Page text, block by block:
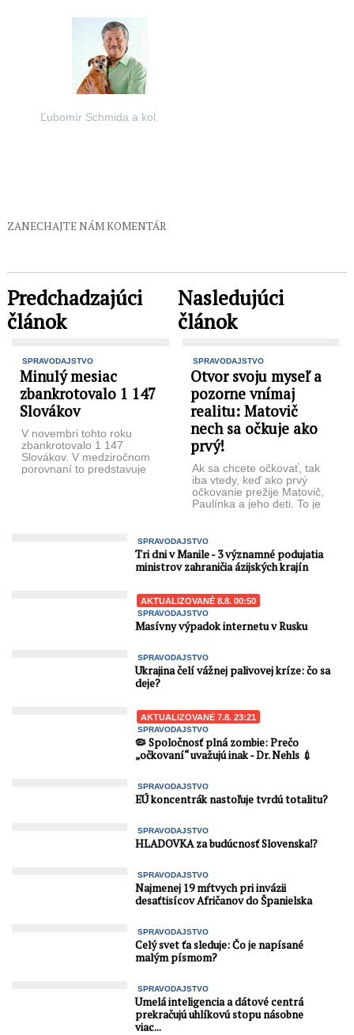
Ľubomír Schmida a kol.
ZANECHAJTE NÁM KOMENTÁR
Predchadzajúci
článok
SPRAVODAJSTVO
Minulý mesiac
zbankrotovalo 1 147
Slovákov
V novembri tohto roku
zbankrotovalo 1 147
Slovákov. V medziročnom
porovnaní to predstavuje
Nasledujúci
článok
SPRAVODAJSTVO
Otvor svoju myseľ a
pozorne vnímaj
realitu: Matovič
nech sa očkuje ako
prvý!
Ak sa chcete očkovať, tak
iba vtedy, keď ako prvý
očkovanie prežije Matovič,
Paulínka a jeho deti. To je
SPRAVODAJSTVO
Tri dni v Manile - 3 významné podujatia
ministrov zahraničia ázijských krajín
AKTUALIZOVANÉ 8.8. 00:50
SPRAVODAJSTVO
Masívny výpadok internetu v Rusku
SPRAVODAJSTVO
Ukrajina čelí vážnej palivovej kríze: čo sa
deje?
AKTUALIZOVANÉ 7.8. 23:21
SPRAVODAJSTVO
🦠 Spoločnosť plná zombie: Prečo
„očkovaní“ uvažujú inak - Dr. Nehls 💉
SPRAVODAJSTVO
EÚ koncentrák nastoľuje tvrdú totalitu?
SPRAVODAJSTVO
HLADOVKA za budúcnosť Slovenska⁉️
SPRAVODAJSTVO
Najmenej 19 mŕtvych pri invázii
desaťtisícov Afričanov do Španielska
SPRAVODAJSTVO
Celý svet ťa sleduje: Čo je napísané
malým písmom?
SPRAVODAJSTVO
Umelá inteligencia a dátové centrá
prekračujú uhlíkovú stopu násobne
viac...